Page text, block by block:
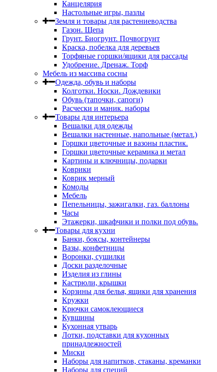
Канцелярия
Настольные игры, пазлы
Земля и товары для растениеводства
Газон. Щепа
Грунт. Биогрунт. Почвогрунт
Краска, побелка для деревьев
Торфяные горшки/ящики для рассады
Удобрение. Дренаж. Торф
Мебель из массива сосны
Одежда, обувь и наборы
Колготки. Носки. Дождевики
Обувь (тапочки, сапоги)
Расчески и маник. наборы
Товары для интерьера
Вешалки для одежды
Вешалки настенные, напольные (метал.)
Горшки цветочные и вазоны пластик.
Горшки цветочные керамика и метал
Картины и ключницы, подарки
Коврики
Коврик мерный
Комоды
Мебель
Пепельницы, зажигалки, газ. баллоны
Часы
Этажерки, шкафчики и полки под обувь.
Товары для кухни
Банки, боксы, контейнеры
Вазы, конфетницы
Воронки, сушилки
Доски разделочные
Изделия из глины
Кастрюли, крышки
Корзины для белья, ящики для хранения
Кружки
Крючки самоклеющиеся
Кувшины
Кухонная утварь
Лотки, подставки для кухонных
принадлежностей
Миски
Наборы для напитков, стаканы, креманки
Наборы для специй